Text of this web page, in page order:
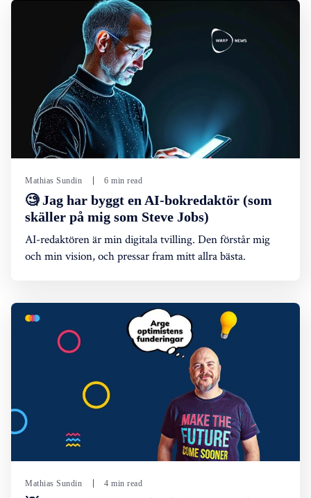
Mathias Sundin 6 min read
🧐 Jag har byggt en AI-bokredaktör (som
skäller på mig som Steve Jobs)
AI-redaktören är min digitala tvilling. Den förstår mig
och min vision, och pressar fram mitt allra bästa.
Mathias Sundin 4 min read